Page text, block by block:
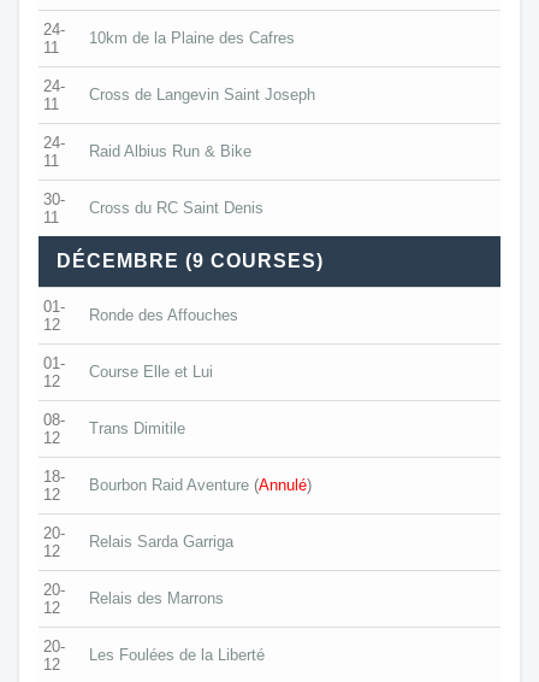
24-
11
10km de la Plaine des Cafres
24-
11
Cross de Langevin Saint Joseph
24-
11
Raid Albius Run & Bike
30-
11
Cross du RC Saint Denis
DÉCEMBRE (9 COURSES)
01-
12
Ronde des Affouches
01-
12
Course Elle et Lui
08-
12
Trans Dimitile
18-
12
Bourbon Raid Aventure (Annulé)
20-
12
Relais Sarda Garriga
20-
12
Relais des Marrons
20-
12
Les Foulées de la Liberté